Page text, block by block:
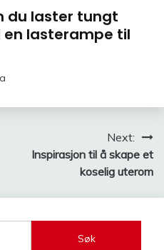
du laster tungt
lasterampe til
Next:
Inspirasjon til å skape et
koselig uterom
Søk